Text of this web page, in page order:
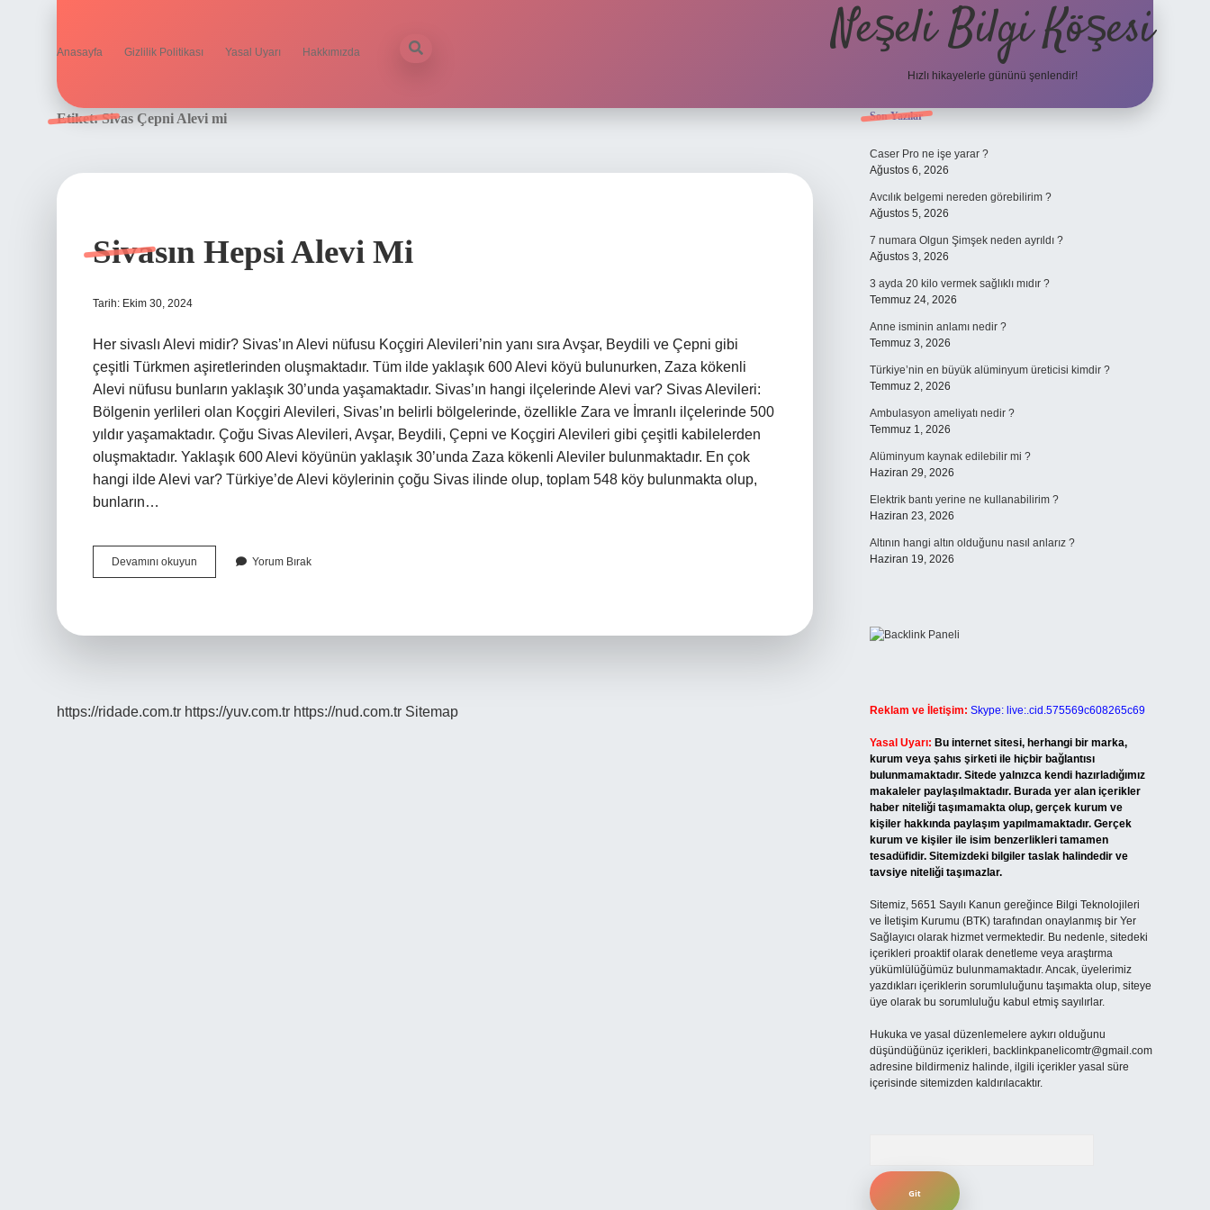
Anasayfa Gizlilik Politikası Yasal Uyarı Hakkımızda Neşeli Bilgi Köşesi
Hızlı hikayelerle gününü şenlendir!
Etiket:Sivas Çepni Alevi mi
Sivasın Hepsi Alevi Mi
Tarih: Ekim 30, 2024
Her sivaslı Alevi midir? Sivas’ın Alevi nüfusu Koçgiri Alevileri’nin yanı sıra Avşar, Beydili ve Çepni gibi
çeşitli Türkmen aşiretlerinden oluşmaktadır. Tüm ilde yaklaşık 600 Alevi köyü bulunurken, Zaza kökenli
Alevi nüfusu bunların yaklaşık 30’unda yaşamaktadır. Sivas’ın hangi ilçelerinde Alevi var? Sivas Alevileri:
Bölgenin yerlileri olan Koçgiri Alevileri, Sivas’ın belirli bölgelerinde, özellikle Zara ve İmranlı ilçelerinde 500
yıldır yaşamaktadır. Çoğu Sivas Alevileri, Avşar, Beydili, Çepni ve Koçgiri Alevileri gibi çeşitli kabilelerden
oluşmaktadır. Yaklaşık 600 Alevi köyünün yaklaşık 30’unda Zaza kökenli Aleviler bulunmaktadır. En çok
hangi ilde Alevi var? Türkiye’de Alevi köylerinin çoğu Sivas ilinde olup, toplam 548 köy bulunmakta olup,
bunların…
Devamını okuyun
Hepsi
Yorum Bırak
https://ridade.com.tr https://yuv.com.tr https://nud.com.tr Sitemap
Sidebar
Son Yazılar
Caser Pro ne işe yarar ?
Ağustos 6, 2026
Avcılık belgemi nereden görebilirim ?
Ağustos 5, 2026
7 numara Olgun Şimşek neden ayrıldı ?
Ağustos 3, 2026
3 ayda 20 kilo vermek sağlıklı mıdır ?
Temmuz 24, 2026
Anne isminin anlamı nedir ?
Temmuz 3, 2026
Türkiye’nin en büyük alüminyum üreticisi kimdir ?
Temmuz 2, 2026
Ambulasyon ameliyatı nedir ?
Temmuz 1, 2026
Alüminyum kaynak edilebilir mi ?
Haziran 29, 2026
Elektrik bantı yerine ne kullanabilirim ?
Haziran 23, 2026
Altının hangi altın olduğunu nasıl anlarız ?
Haziran 19, 2026
Reklam ve İletişim: Skype: live:.cid.575569c608265c69
Yasal Uyarı: Bu internet sitesi, herhangi bir marka,
kurum veya şahıs şirketi ile hiçbir bağlantısı
bulunmamaktadır. Sitede yalnızca kendi hazırladığımız
makaleler paylaşılmaktadır. Burada yer alan içerikler
haber niteliği taşımamakta olup, gerçek kurum ve
kişiler hakkında paylaşım yapılmamaktadır. Gerçek
kurum ve kişiler ile isim benzerlikleri tamamen
tesadüfidir. Sitemizdeki bilgiler taslak halindedir ve
tavsiye niteliği taşımazlar.
Sitemiz, 5651 Sayılı Kanun gereğince Bilgi Teknolojileri
ve İletişim Kurumu (BTK) tarafından onaylanmış bir Yer
Sağlayıcı olarak hizmet vermektedir. Bu nedenle, sitedeki
içerikleri proaktif olarak denetleme veya araştırma
yükümlülüğümüz bulunmamaktadır. Ancak, üyelerimiz
yazdıkları içeriklerin sorumluluğunu taşımakta olup, siteye
üye olarak bu sorumluluğu kabul etmiş sayılırlar.
Hukuka ve yasal düzenlemelere aykırı olduğunu
düşündüğünüz içerikleri, backlinkpanelicomtr@gmail.com
adresine bildirmeniz halinde, ilgili içerikler yasal süre
içerisinde sitemizden kaldırılacaktır.